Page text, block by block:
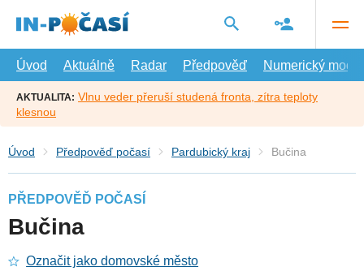
hlavní
Úvod
Aktuálně Radar Předpověď Numerický model
AKTUALITA: Vlnu veder přeruší studená fronta, zítra teploty
klesnou
Úvod Předpověď počasí Pardubický kraj Bučina
PŘEDPOVĚĎ POČASÍ
Bučina
Označit jako domovské město